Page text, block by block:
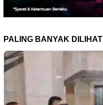
PALING BANYAK DILIHAT